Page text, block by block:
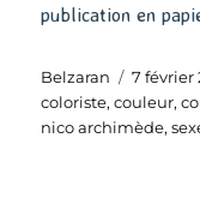
publication en
Auteur
Belzaran
Publié
le
7 février
coloriste,couleur,
nico archimède,